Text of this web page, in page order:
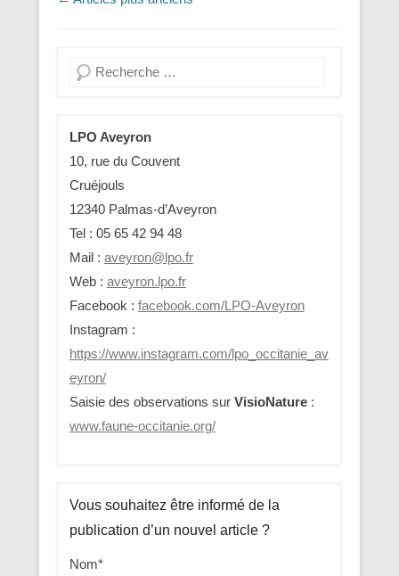
Recherche
LPO Aveyron
10, rue du Couvent
Cruéjouls
12340 Palmas-d’Aveyron
Tel : 05 65 42 94 48
Mail : aveyron@lpo.fr
Web : aveyron.lpo.fr
Facebook : facebook.com/LPO-Aveyron
Instagram :
https://www.instagram.com/lpo_occitanie_av
eyron/
Saisie des observations sur VisioNature:
www.faune-occitanie.org/
Vous souhaitez être informé de la
publication d’un nouvel article ?
Nom*